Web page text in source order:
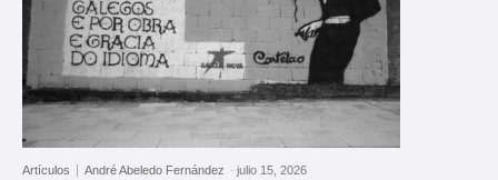
Artículos André Abeledo Fernández - julio 15, 2026